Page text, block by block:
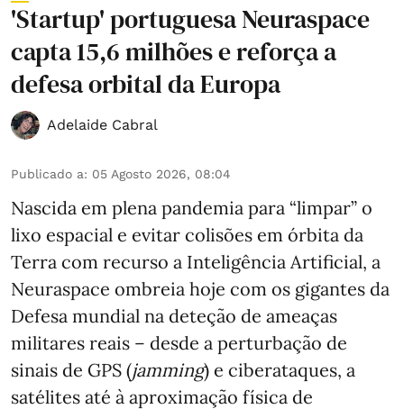
'Startup' portuguesa Neuraspace
capta 15,6 milhões e reforça a
defesa orbital da Europa
Adelaide Cabral
Publicado a: 05 Agosto 2026, 08:04
Nascida em plena pandemia para “limpar” o
lixo espacial e evitar colisões em órbita da
Terra com recurso a Inteligência Artificial, a
Neuraspace ombreia hoje com os gigantes da
Defesa mundial na deteção de ameaças
militares reais – desde a perturbação de
sinais de GPS (jamming) e ciberataques, a
satélites até à aproximação física de